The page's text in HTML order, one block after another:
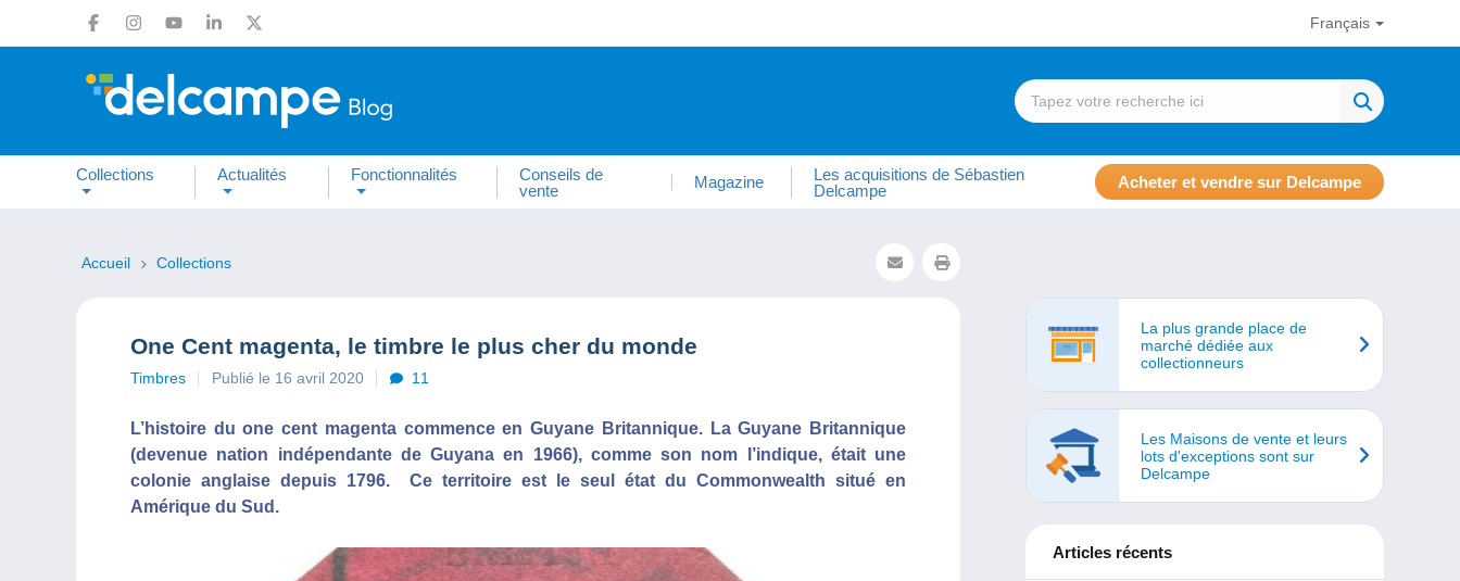
Français
Collections Actualités Fonctionnalités
Conseils de
vente
Magazine
Les acquisitions de Sébastien
Delcampe
Acheter et vendre sur Delcampe
Accueil Collections
One Cent magenta, le timbre le plus cher du monde
Timbres Publié le 16 avril 2020 11
L’histoire du one cent magenta commence en Guyane Britannique. La Guyane Britannique
(devenue nation indépendante de Guyana en 1966), comme son nom l’indique, était une
colonie anglaise depuis 1796. Ce territoire est le seul état du Commonwealth situé en
Amérique du Sud.
La plus grande place de
marché dédiée aux
collectionneurs
Les Maisons de vente et leurs
lots d'exceptions sont sur
Delcampe
Articles récents